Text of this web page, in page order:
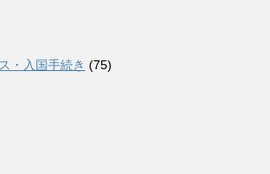
・入国手続き (75)